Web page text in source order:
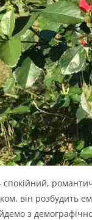
він розбудить
з